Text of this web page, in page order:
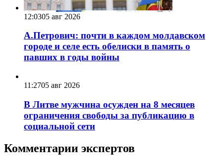
12:0305 авг 2026
А.Петрович: почти в каждом молдавском
городе и селе есть обелиски в память о
павших в годы войны
11:2705 авг 2026
В Литве мужчина осужден на 8 месяцев
ограничения свободы за публикацию в
социальной сети
Комментарии экспертов